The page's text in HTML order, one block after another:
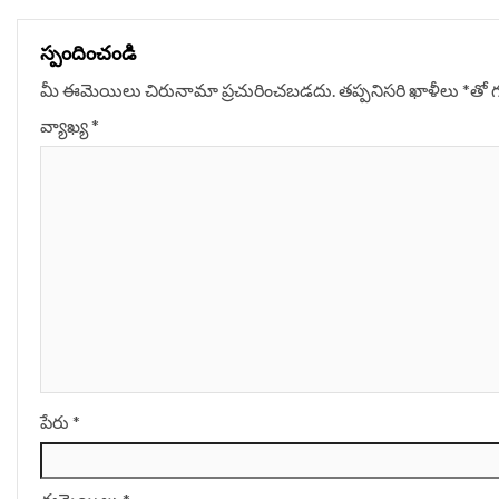
స్పందించండి
మీ ఈమెయిలు చిరునామా ప్రచురించబడదు.తప్పనిసరి ఖాళీలు *‌తో
వ్యాఖ్య*
పేరు *